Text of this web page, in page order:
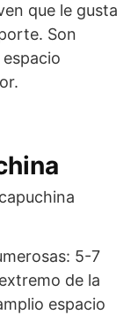
que le gusta
Son
5-7
de la
espacio